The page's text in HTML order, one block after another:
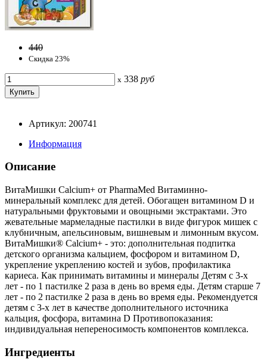
440
Скидка 23%
x 338 руб
Артикул: 200741
Информация
Описание
ВитаМишки Calcium+ от PharmaMed Витаминно-
минеральный комплекс для детей. Обогащен витамином D и
натуральными фруктовыми и овощными экстрактами. Это
жевательные мармеладные пастилки в виде фигурок мишек с
клубничным, апельсиновым, вишневым и лимонным вкусом.
ВитаМишки® Calcium+ - это: дополнительная подпитка
детского организма кальцием, фосфором и витамином D,
укрепление укреплению костей и зубов, профилактика
кариеса. Как принимать витамины и минералы Детям с 3-х
лет - по 1 пастилке 2 раза в день во время еды. Детям старше 7
лет - по 2 пастилке 2 раза в день во время еды. Рекомендуется
детям с 3-х лет в качестве дополнительного источника
кальция, фосфора, витамина D Противопоказания:
индивидуальная непереносимость компонентов комплекса.
Ингредиенты